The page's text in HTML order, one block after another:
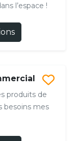
l’espace !
produits de
besoins mes